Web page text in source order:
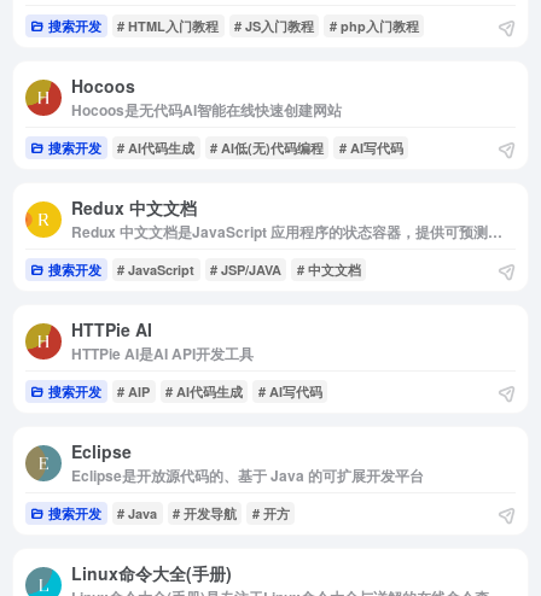
搜索开发 # HTML入门教程 # JS入门教程 # php入门教程
Hocoos
Hocoos是无代码AI智能在线快速创建网站
搜索开发 # AI代码生成 # AI低(无)代码编程 # AI写代码
Redux 中文文档
Redux 中文文档是JavaScript 应用程序的状态容器，提供可预测的状态管理
搜索开发 # JavaScript # JSP/JAVA # 中文文档
HTTPie AI
HTTPie AI是AI API开发工具
搜索开发 # AIP # AI代码生成 # AI写代码
Eclipse
Eclipse是开放源代码的、基于 Java 的可扩展开发平台
搜索开发 # Java # 开发导航 # 开方
Linux命令大全(手册)